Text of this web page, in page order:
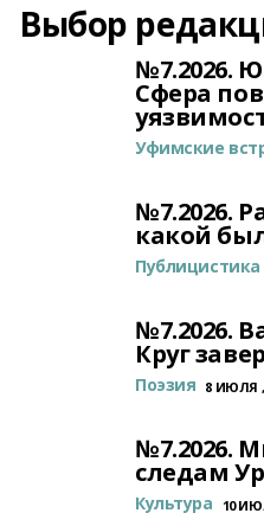
Выбор
№7.2026.
Сфера
Уфимские
№7.2026.
какой
Публицистика
№7.2026.
Круг
Поэзия 8 ИЮЛЯ ,
№7.2026.
следам
Культура 10